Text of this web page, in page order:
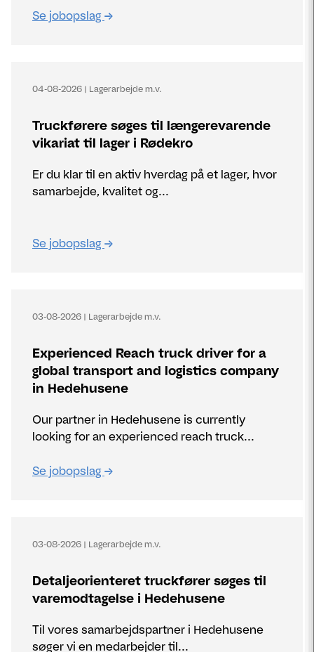
Se jobopslag
04-08-2026 | Lagerarbejde m.v.
Truckførere søges til længerevarende
vikariat til lager i Rødekro
Er du klar til en aktiv hverdag på et lager, hvor
samarbejde, kvalitet og...
Se jobopslag
03-08-2026 | Lagerarbejde m.v.
Experienced Reach truck driver for a
global transport and logistics company
in Hedehusene
Our partner in Hedehusene is currently
looking for an experienced reach truck...
Se jobopslag
03-08-2026 | Lagerarbejde m.v.
Detaljeorienteret truckfører søges til
varemodtagelse i Hedehusene
Til vores samarbejdspartner i Hedehusene
søger vi en medarbejder til...